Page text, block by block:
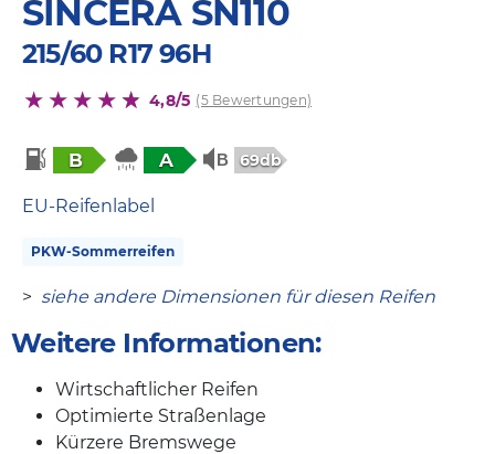
SINCERA SN110
215/60 R17 96H
4,8/5 (5 Bewertungen)
B A 69db
EU-Reifenlabel
PKW-Sommerreifen
> siehe andere Dimensionen für diesen Reifen
Weitere Informationen:
Wirtschaftlicher Reifen
Optimierte Straßenlage
Kürzere Bremswege